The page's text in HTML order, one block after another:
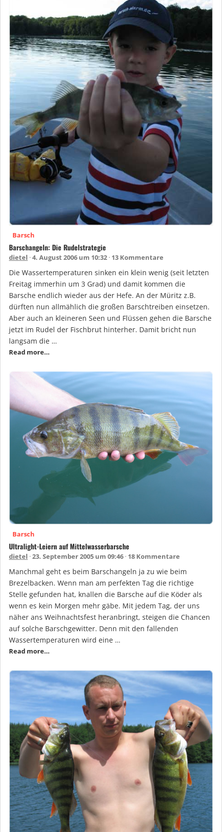
Barsch
Barschangeln: Die Rudelstrategie
dietel 4. August 2006 um 10:32 13 Kommentare
Die Wassertemperaturen sinken ein klein wenig (seit letzten
Freitag immerhin um 3 Grad) und damit kommen die
Barsche endlich wieder aus der Hefe. An der Müritz z.B.
dürften nun allmählich die großen Barschtreiben einsetzen.
Aber auch an kleineren Seen und Flüssen gehen die Barsche
jetzt im Rudel der Fischbrut hinterher. Damit bricht nun
langsam die …
Read more…
Barsch
Ultralight-Leiern auf Mittelwasserbarsche
dietel 23. September 2005 um 09:46 18 Kommentare
Manchmal geht es beim Barschangeln ja zu wie beim
Brezelbacken. Wenn man am perfekten Tag die richtige
Stelle gefunden hat, knallen die Barsche auf die Köder als
wenn es kein Morgen mehr gäbe. Mit jedem Tag, der uns
näher ans Weihnachtsfest heranbringt, steigen die Chancen
auf solche Barschgewitter. Denn mit den fallenden
Wassertemperaturen wird eine …
Read more…